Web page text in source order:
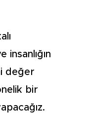
insanlığın
değer
bir